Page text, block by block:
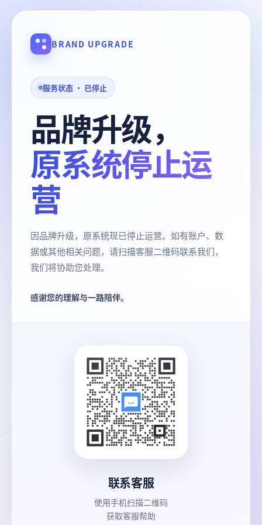
BRAND UPGRADE
服务状态 · 已停止
品牌升级，
原系统停止运
营
因品牌升级，原系统现已停止运营。如有账户、数
据或其他相关问题，请扫描客服二维码联系我们，
我们将协助您处理。
感谢您的理解与一路陪伴。
联系客服
使用手机扫描二维码
获取客服帮助